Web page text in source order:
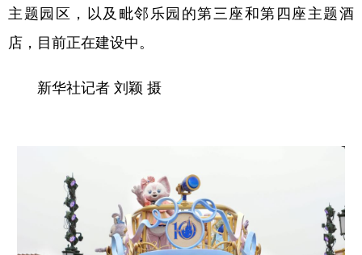
主题园区，以及毗邻乐园的第三座和第四座主题酒
店，目前正在建设中。
新华社记者 刘颖 摄